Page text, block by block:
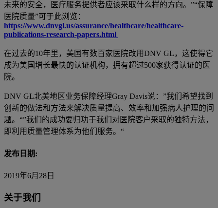
未来的安全，医疗服务提供者应该采取什么样的方向。”“保障
医院质量”可于此浏览：
https://www.dnvgl.us/assurance/healthcare/healthcare-
publications-research-papers.html
在过去的10年里，美国有数百家医院改用DNV GL，这使得它
成为美国增长最快的认证机构，拥有超过500家获得认证的医
院。
DNV GL北美地区业务保障经理Gray Davis说：”我们希望找到
创新的做法和方法来解决质量提高、效率和加强病人护理的问
题。“”我们的成功要归功于我们对医院客户采取的独特方法，
即利用质量管理体系为他们服务。“
发布日期:
2019年6月28日
关于我们